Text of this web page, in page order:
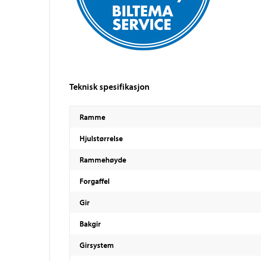
Teknisk spesifikasjon
Ramme
Hjulstørrelse
Rammehøyde
Forgaffel
Gir
Bakgir
Girsystem